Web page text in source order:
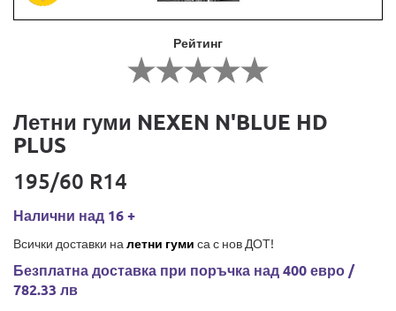
Рейтинг
Летни гуми NEXEN N'BLUE HD
PLUS
195/60 R14
Налични над 16 +
Всички доставки на летни гуми са с нов ДОТ!
Безплатна доставка при поръчка над 400 евро /
782.33 лв